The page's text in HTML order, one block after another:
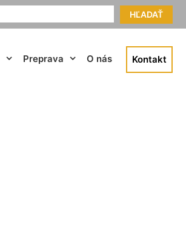
HĽADAŤ
Preprava O nás Kontakt